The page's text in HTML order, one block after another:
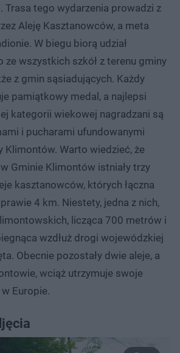
. Trasa tego wydarzenia prowadzi z
Aleję Kasztanowców, a meta
W biegu biorą udział
ze wszystkich szkół z terenu gminy
z gmin sąsiadujących. Każdy
pamiątkowy medal, a najlepsi
kategorii wiekowej nagradzani są
i pucharami ufundowanymi
Klimontów. Warto wiedzieć, że
Gminie Klimontów istniały trzy
kasztanowców, których łączna
4 km. Niestety, jedna z nich,
licząca 700 metrów i
wzdłuż drogi wojewódzkiej
Obecnie pozostały dwie aleje, a
wciąż utrzymuje swoje
Europie.